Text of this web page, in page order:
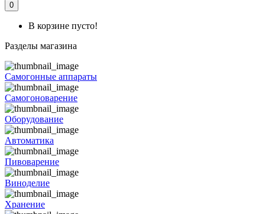
0
В корзине пусто!
Разделы магазина
Самогонные аппараты
Самогоноварение
Оборудование
Автоматика
Пивоварение
Виноделие
Хранение